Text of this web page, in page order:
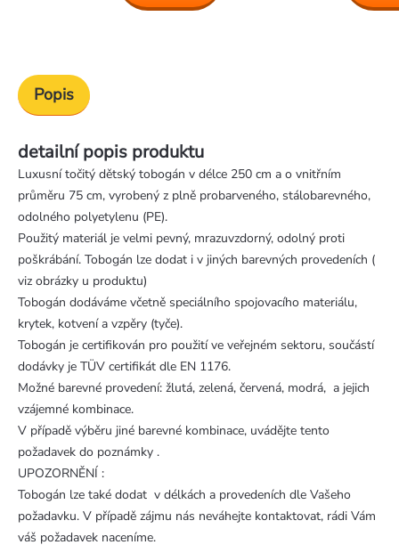
Popis
detailní popis produktu
Luxusní točitý dětský tobogán v délce 250 cm a o vnitřním
průměru 75 cm, vyrobený z plně probarveného, stálobarevného,
odolného polyetylenu (PE).
Použitý materiál je velmi pevný, mrazuvzdorný, odolný proti
poškrábání. Tobogán lze dodat i v jiných barevných provedeních (
viz obrázky u produktu)
Tobogán dodáváme včetně speciálního spojovacího materiálu,
krytek, kotvení a vzpěry (tyče).
Tobogán je certifikován pro použití ve veřejném sektoru, součástí
dodávky je TÜV certifikát dle EN 1176.
Možné barevné provedení: žlutá, zelená, červená, modrá, a jejich
vzájemné kombinace.
V případě výběru jiné barevné kombinace, uvádějte tento
požadavek do poznámky .
UPOZORNĚNÍ :
Tobogán lze také dodat v délkách a provedeních dle Vašeho
požadavku. V případě zájmu nás neváhejte kontaktovat, rádi Vám
váš požadavek naceníme.